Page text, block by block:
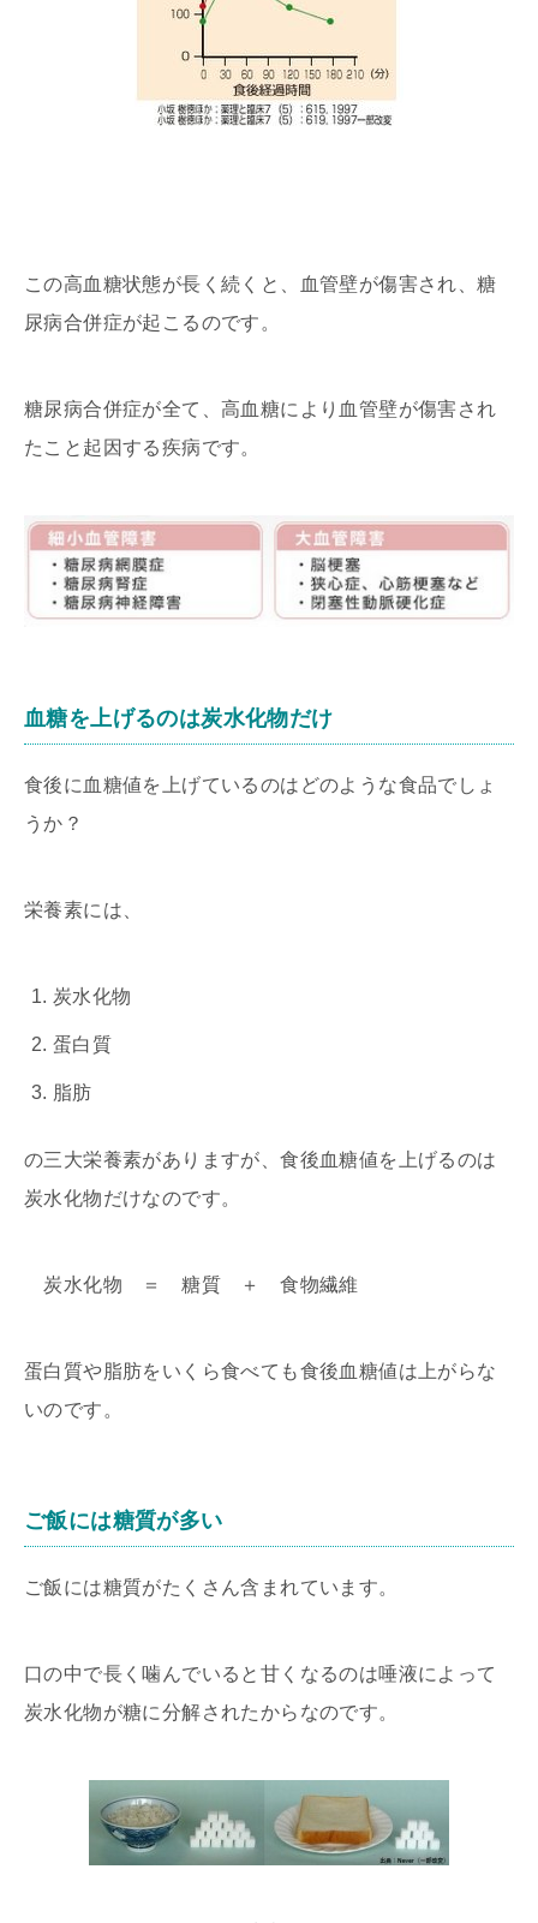
この高血糖状態が長く続くと、血管壁が傷害され、糖
尿病合併症が起こるのです。
糖尿病合併症が全て、高血糖により血管壁が傷害され
たこと起因する疾病です。
血糖を上げるのは炭水化物だけ
食後に血糖値を上げているのはどのような食品でしょ
うか？
栄養素には、
炭水化物
蛋白質
脂肪
の三大栄養素がありますが、食後血糖値を上げるのは
炭水化物だけなのです。
炭水化物 ＝ 糖質 ＋ 食物繊維
蛋白質や脂肪をいくら食べても食後血糖値は上がらな
いのです。
ご飯には糖質が多い
ご飯には糖質がたくさん含まれています。
口の中で長く噛んでいると甘くなるのは唾液によって
炭水化物が糖に分解されたからなのです。